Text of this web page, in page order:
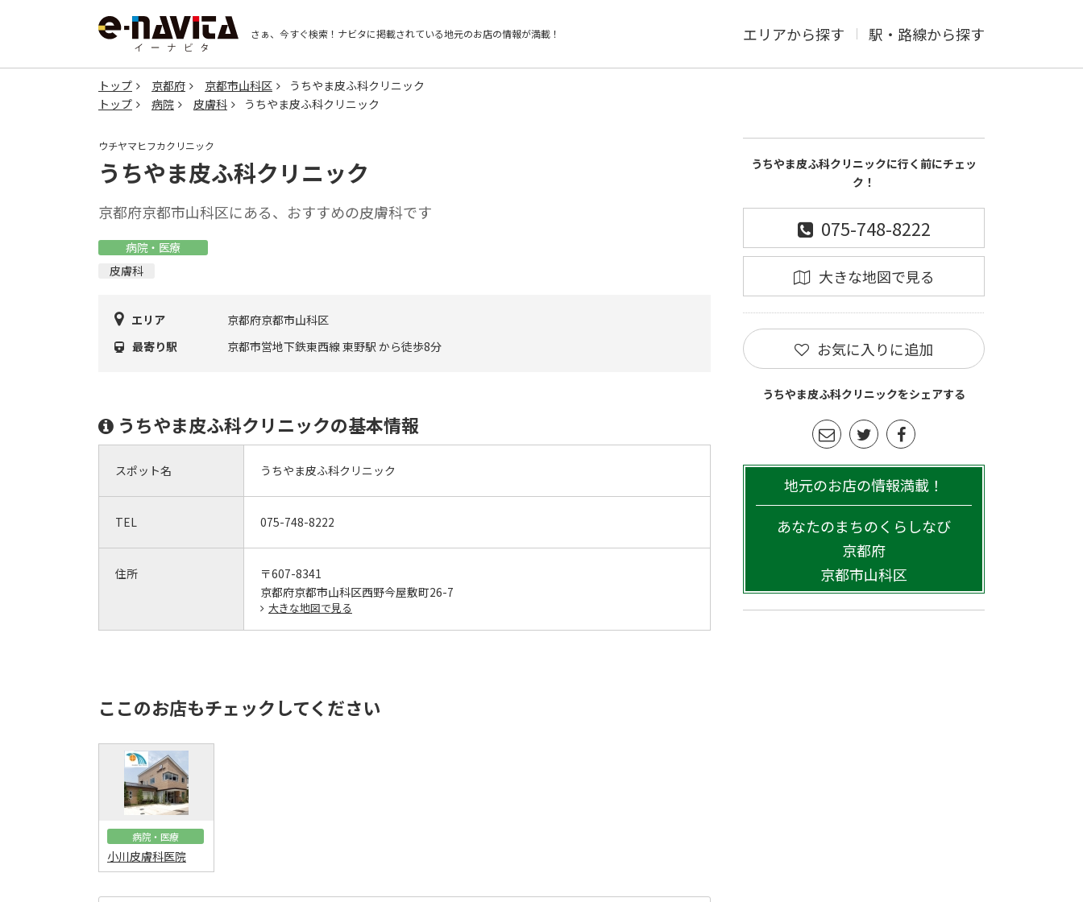
さぁ、今すぐ検索！ ナビタに掲載されている地元のお店の情報が満載！ エリアから探す 駅・路線から探す
トップ 京都府 京都市山科区
うちやま皮ふ科クリニック
トップ
病院 皮膚科 うちやま皮ふ科クリニック
ウチヤマヒフカクリニック
うちやま皮ふ科クリニック
京都府京都市山科区にある、おすすめの皮膚科です
病院・医療
皮膚科
エリア
京都府京都市山科区
最寄り駅
京都市営地下鉄東西線 東野駅 から徒歩8分
うちやま皮ふ科クリニックの基本情報
スポット名 うちやま皮ふ科クリニック
TEL 075-748-8222
住所
〒607-8341
京都府京都市山科区西野今屋敷町26-7
大きな地図で見る
ここのお店もチェックしてください
病院・医療
小川皮膚科医院
うちやま皮ふ科クリニックに行く前にチェッ
ク！
075-748-8222
大きな地図で見る
お気に入りに追加
うちやま皮ふ科クリニックをシェアする
地元のお店の情報満載！
あなたのまちのくらしなび
京都府
京都市山科区